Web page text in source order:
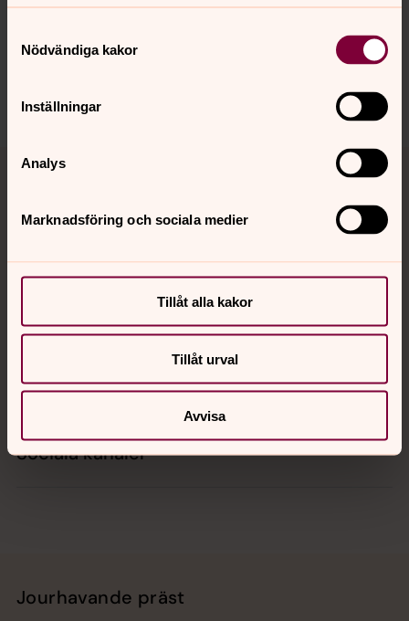
Nödvändiga kakor
Inställningar
Analys
Marknadsföring och sociala medier
Tillåt alla kakor
Tillåt urval
Avvisa
Synpunkter eller frågor på sidans
Tillbaka till toppen
Tillbaka till innehållet
Hitta snabbt
Sociala kanaler
Jourhavande präst